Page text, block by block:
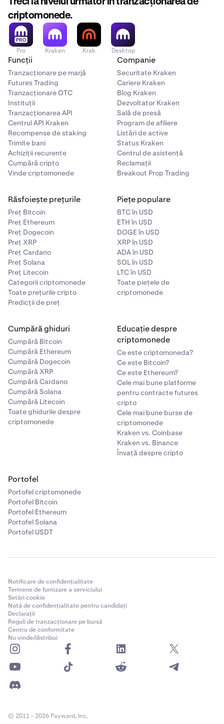
criptomonede.
Pro Kraken Krak Desktop
Funcții
Tranzacționare pe marjă
Futures Trading
Tranzacționare OTC
Instituții
Tranzacționarea API
Centrul API Kraken
Recompense de staking
Trimite bani
Achiziții recurente
Cumpără cripto
Vinde criptomonede
Companie
Securitate Kraken
Cariere Kraken
Blog Kraken
Dezvoltator Kraken
Sală de presă
Program de afiliere
Listări de active
Status Kraken
Centrul de asistență
Reclamații
Breakout Prop Trading
Răsfoiește prețurile
Preț Bitcoin
Preț Ethereum
Preț Dogecoin
Preț XRP
Preț Cardano
Preț Solana
Preț Litecoin
Categorii criptomonede
Toate prețurile cripto
Predicții de preț
Piețe populare
BTC în USD
ETH în USD
DOGE în USD
XRP în USD
ADA în USD
SOL în USD
LTC în USD
Toate piețele de
criptomonede
Cumpără ghiduri
Cumpără Bitcoin
Cumpără Ethereum
Cumpără Dogecoin
Cumpără XRP
Cumpără Cardano
Cumpără Solana
Cumpără Litecoin
Toate ghidurile despre
criptomonede
Educație despre
criptomonede
Ce este criptomoneda?
Ce este Bitcoin?
Ce este Ethereum?
Cele mai bune platforme
pentru contracte futures
cripto
Cele mai bune burse de
criptomonede
Kraken vs. Coinbase
Kraken vs. Binance
Învață despre cripto
Portofel
Portofel criptomonede
Portofel Bitcoin
Portofel Ethereum
Portofel Solana
Portofel USDT
Notificare de confidențialitate
Termene de furnizare a serviciului
Setări cookie
Notă de confidențialitate pentru candidați
Declarații
Reguli de tranzacționare pe bursă
Centru de conformitate
Nu vinde/distribui
© 2011 - 2026 Payward, Inc.